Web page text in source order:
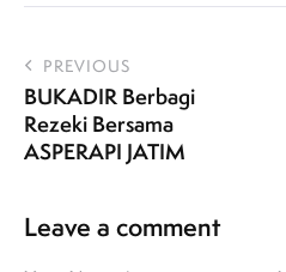
PREVIOUS
BUKADIR Berbagi
Rezeki Bersama
ASPERAPI JATIM
Leave a comment